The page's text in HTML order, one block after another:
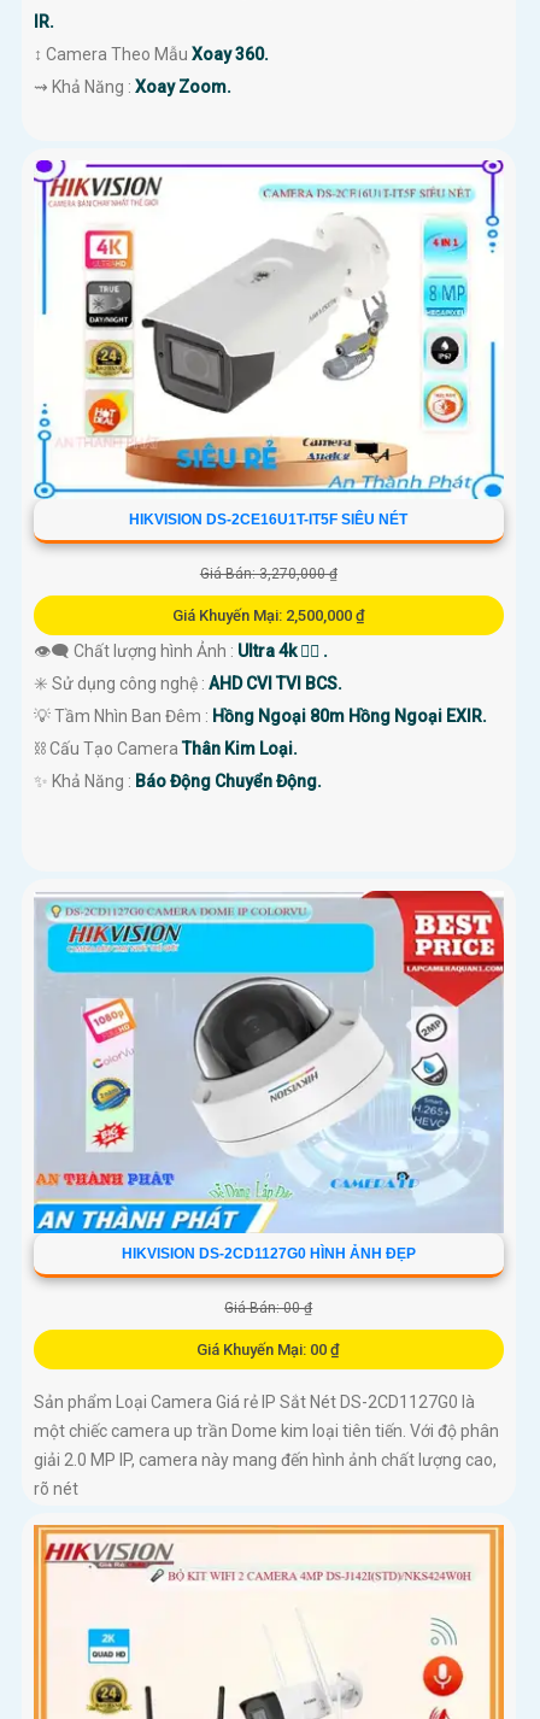
IR.
↕️ Camera Theo Mẫu Xoay 360.
️⇝ Khả Năng : Xoay Zoom.
HIKVISION DS-2CE16U1T-IT5F SIÊU NÉT
Giá Bán: 3,270,000 ₫
Giá Khuyến Mại: 2,500,000 ₫
👁️‍🗨 Chất lượng hình Ảnh : Ultra 4k 👍🏾 .
✳️ Sử dụng công nghệ : AHD CVI TVI BCS.
💡 Tầm Nhìn Ban Đêm : Hồng Ngoại 80m Hồng Ngoại EXIR.
⛓ Cấu Tạo CameraThân Kim Loại.
️✨ Khả Năng : Báo Động Chuyển Động.
HIKVISION DS-2CD1127G0 HÌNH ẢNH ĐẸP
Giá Bán: 00 ₫
Giá Khuyến Mại: 00 ₫
Sản phẩm Loại Camera Giá rẻ IP Sắt Nét DS-2CD1127G0 là
một chiếc camera up trần Dome kim loại tiên tiến. Với độ phân
giải 2.0 MP IP, camera này mang đến hình ảnh chất lượng cao,
rõ nét